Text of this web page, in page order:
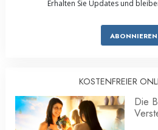
Erhalten Sie Updates und
ABONNIEREN
KOSTENFREIER
Die